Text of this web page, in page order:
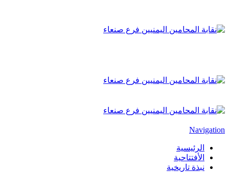
Navigation
الرئيسية
الأفتتاحية
نبذة تاريخية